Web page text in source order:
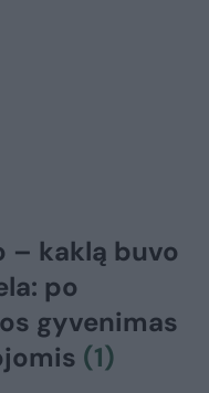
– kaklą buvo
po
gyvenimas
(1)